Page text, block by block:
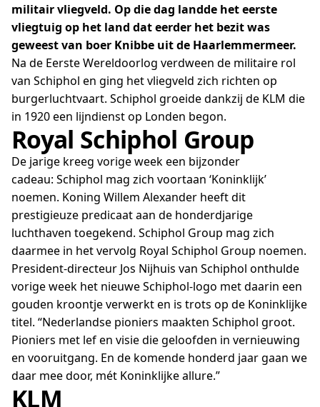
militair vliegveld. Op die dag landde het eerste
vliegtuig op het land dat eerder het bezit was
geweest van boer Knibbe uit de Haarlemmermeer.
Na de Eerste Wereldoorlog verdween de militaire rol
van Schiphol en ging het vliegveld zich richten op
burgerluchtvaart. Schiphol groeide dankzij de KLM die
in 1920 een lijndienst op Londen begon.
Royal Schiphol Group
De jarige kreeg vorige week een bijzonder
cadeau: Schiphol mag zich voortaan ‘Koninklijk’
noemen. Koning Willem Alexander heeft dit
prestigieuze predicaat aan de honderdjarige
luchthaven toegekend. Schiphol Group mag zich
daarmee in het vervolg Royal Schiphol Group noemen.
President-directeur Jos Nijhuis van Schiphol onthulde
vorige week het nieuwe Schiphol-logo met daarin een
gouden kroontje verwerkt en is trots op de Koninklijke
titel. “Nederlandse pioniers maakten Schiphol groot.
Pioniers met lef en visie die geloofden in vernieuwing
en vooruitgang. En de komende honderd jaar gaan we
daar mee door, mét Koninklijke allure.”
KLM